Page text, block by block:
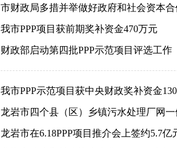
市财政局多措并举做好政府和社会资本
我市PPP项目获前期奖补资金470万元
财政部启动第四批PPP示范项目评选工作
我市PPP示范项目获中央财政奖补资金
龙岩市四个县（区）乡镇污水处理厂网
龙岩市在6.18PPP项目推介会上签约5.7亿